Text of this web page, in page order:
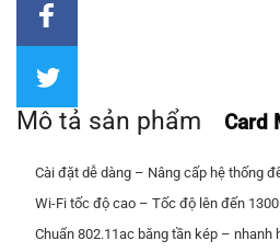
Mô tả sản phẩm Card
Cài đặt dễ dàng – Nâng cấp hệ thống
Wi-Fi tốc độ cao – Tốc độ lên đến
Chuẩn 802.11ac băng tần kép –